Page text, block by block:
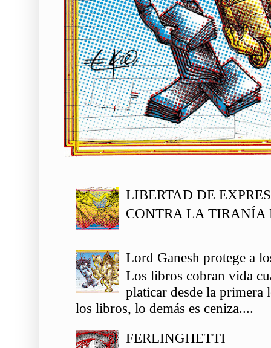
LIBERTAD DE
CONTRA LA TIRANÍA
Lord Ganesh protege a
Los libros cobran vida
platicar desde la primera
los libros, lo demás es ceniza....
FERLINGHETTI